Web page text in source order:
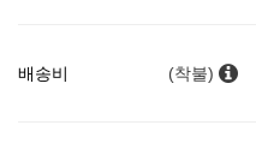
배송비 (착불)